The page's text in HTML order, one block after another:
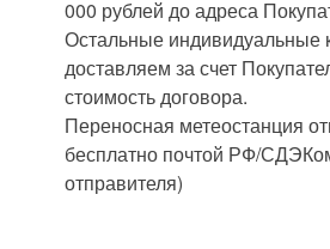
000 рублей до адреса
Остальные индивидуальные
доставляем за счет
стоимость договора.
Переносная метеостанция
бесплатно почтой РФ/
отправителя)